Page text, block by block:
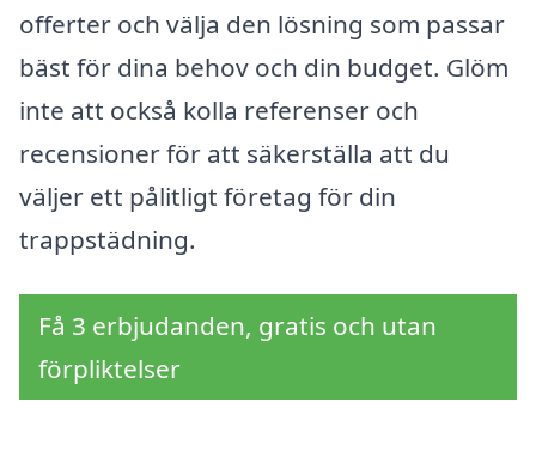
offerter och välja den lösning som passar
bäst för dina behov och din budget. Glöm
inte att också kolla referenser och
recensioner för att säkerställa att du
väljer ett pålitligt företag för din
trappstädning.
Få 3 erbjudanden, gratis och utan
förpliktelser